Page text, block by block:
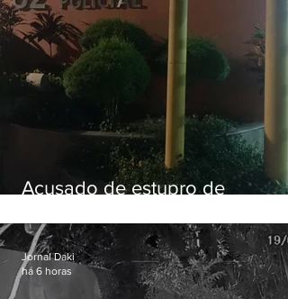
Acusado de estupro de
Jornal Daki
há 6 horas